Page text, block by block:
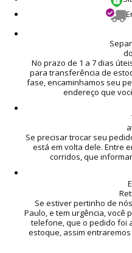
No prazo de 1 a 7 dias
para transferência de
fase, encaminhamos seu
endereço que
Se precisar trocar seu
está em volta dele. Entre
corridos, que
Se estiver pertinho de
Paulo, e tem urgência, você
telefone, que o pedido foi
estoque, assim